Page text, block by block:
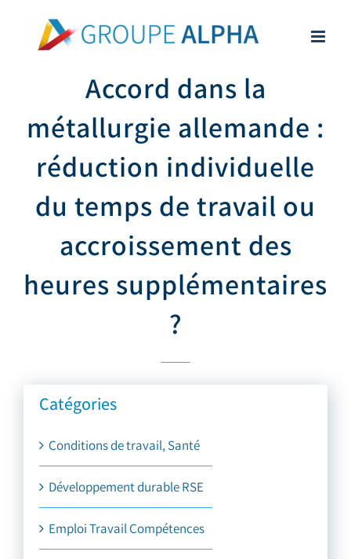
Accord dans la
métallurgie allemande :
réduction individuelle
du temps de travail ou
accroissement des
heures supplémentaires
?
Catégories
Conditions de travail, Santé
Développement durable RSE
Emploi Travail Compétences